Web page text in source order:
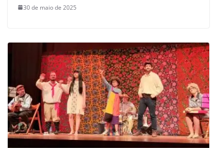
30 de maio de 2025